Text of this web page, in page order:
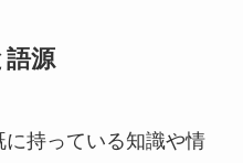
語源
に持っている知識や情